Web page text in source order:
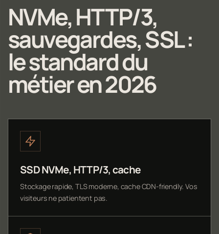
NVMe, HTTP/3,
sauvegardes, SSL :
le standard du
métier en 2026
SSD NVMe, HTTP/3, cache
Stockage rapide, TLS moderne, cache CDN-friendly. Vos
visiteurs ne patientent pas.